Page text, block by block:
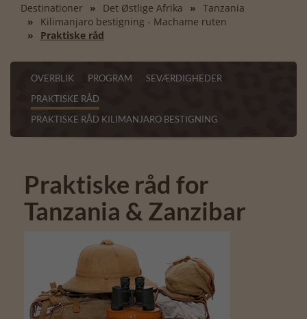
Destinationer Det Østlige Afrika
Tanzania
Kilimanjaro bestigning - Machame ruten
Praktiske råd
OVERBLIK PROGRAM
SEVÆRDIGHEDER
PRAKTISKE RÅD
PRAKTISKE RÅD KILIMANJARO BESTIGNING
Praktiske råd for
Tanzania & Zanzibar